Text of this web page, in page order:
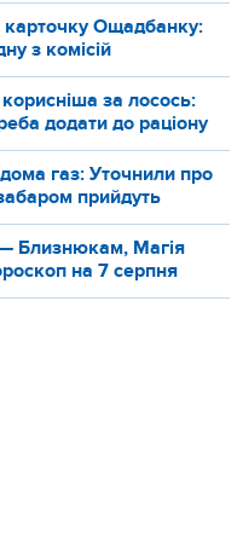
карточку Ощадбанку:
з комісій
за лосось:
додати до раціону
газ: Уточнили про
прийдуть
— Близнюкам, Магія
на 7 серпня